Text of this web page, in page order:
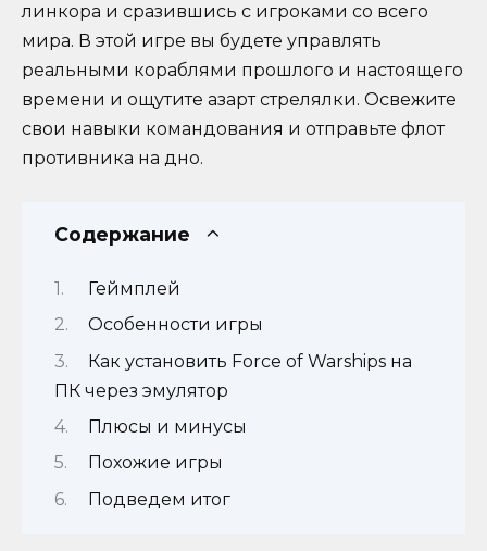
линкора и сразившись с игроками со всего
мира. В этой игре вы будете управлять
реальными кораблями прошлого и настоящего
времени и ощутите азарт стрелялки. Освежите
свои навыки командования и отправьте флот
противника на дно.
Содержание
Геймплей
Особенности игры
Как установить Force of Warships на
ПК через эмулятор
Плюсы и минусы
Похожие игры
Подведем итог